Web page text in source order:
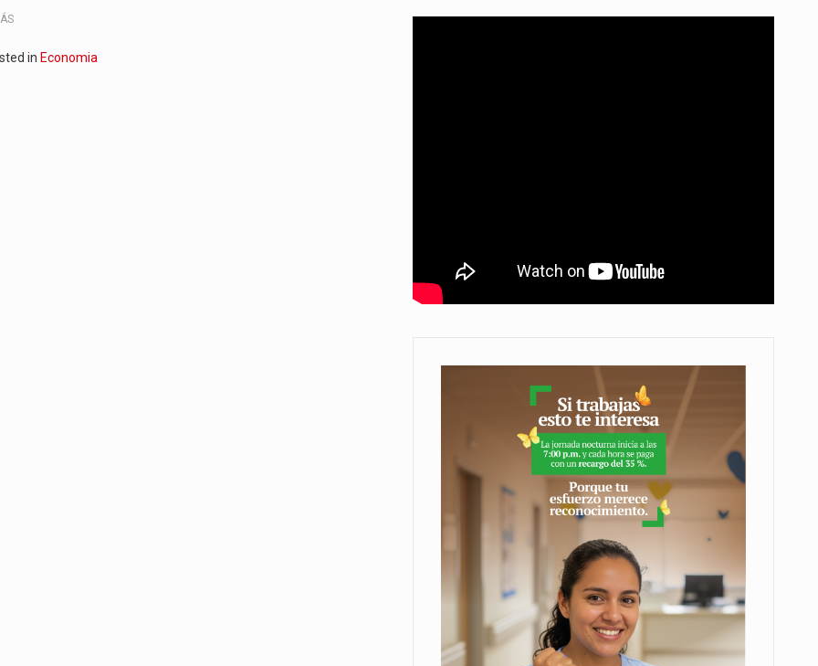
in Economia